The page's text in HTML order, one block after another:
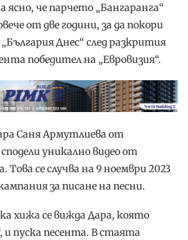
че парчето „Бангаранга“
от две години, за да покори
Днес“ след разкрития
победител на „Евровизия“.
Саня Армутлиева от
уникално видео от
се случва на 9 ноември 2023
за писане на песни.
хижа се вижда Дара, която
и пуска песента. В стаята